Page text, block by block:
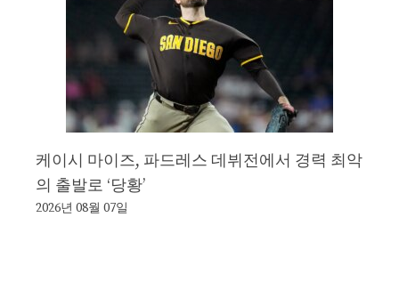
케이시 마이즈, 파드레스 데뷔전에서 경력 최악
의 출발로 ‘당황’
2026년 08월 07일